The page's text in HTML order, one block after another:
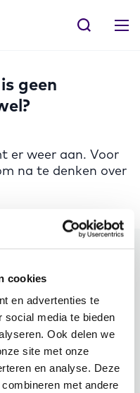
cookies
en advertenties te
social media te bieden
Ook delen we
site met onze
en analyse. Deze
met andere
geen
er weer aan. Voor
na te denken over
Jouw Plan –
goed leven!